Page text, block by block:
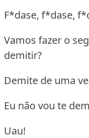
F*dase, f*dase,
Vamos fazer o
demitir?
Demite de uma
Eu não vou te
Uau!